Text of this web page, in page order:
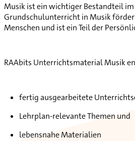
Musik ist ein wichtiger Bestandteil
Grundschulunterricht in Musik
Menschen und ist ein Teil der
RAAbits Unterrichtsmaterial Musik
fertig ausgearbeitete
Lehrplan-relevante Themen und
lebensnahe Materialien